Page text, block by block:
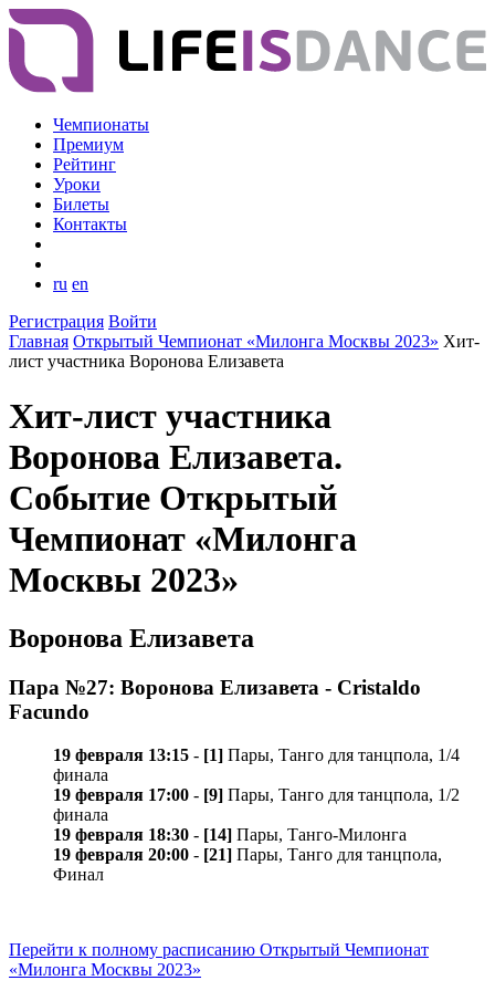
Чемпионаты
Премиум
Рейтинг
Уроки
Билеты
Контакты
ru en
Регистрация Войти
Главная Открытый Чемпионат «Милонга Москвы 2023» Хит-
лист участника Воронова Елизавета
Хит-лист участника
Воронова Елизавета.
Событие Открытый
Чемпионат «Милонга
Москвы 2023»
Воронова Елизавета
Пара №27: Воронова Елизавета - Cristaldo
Facundo
19 февраля 13:15 - [1] Пары, Танго для танцпола, 1/4
финала
19 февраля 17:00 - [9] Пары, Танго для танцпола, 1/2
финала
19 февраля 18:30 - [14] Пары, Танго-Милонга
19 февраля 20:00 - [21] Пары, Танго для танцпола,
Финал
Перейти к полному расписанию Открытый Чемпионат
«Милонга Москвы 2023»